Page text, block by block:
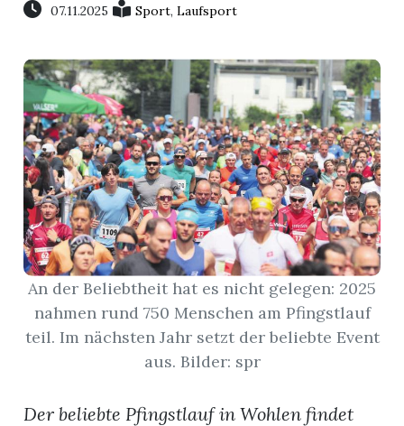
Veranstaltungen
Stellen
E-
Paper
Newsletter
App
07.11.2025 Sport,Laufsport
An der Beliebtheit hat es nicht gelegen: 2025
nahmen rund 750 Menschen am Pfingstlauf
teil. Im nächsten Jahr setzt der beliebte Event
aus. Bilder: spr
Der beliebte Pfingstlauf in Wohlen findet